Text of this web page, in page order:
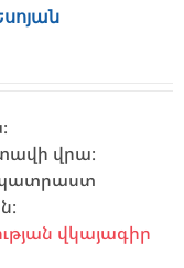
վրա։
պատրաստ
վկայագիր